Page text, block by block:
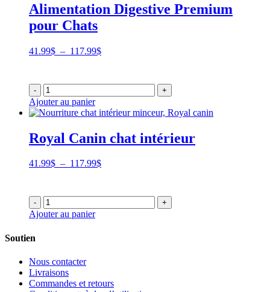
Alimentation Digestive Premium
pour Chats
41.99$ – 117.99$Plage
41.99$
à
- +
Ajouter au panier
Royal Canin chat intérieur
41.99$ – 117.99$Plage
41.99$
à
- +
Ajouter au panier
Soutien
Nous contacter
Livraisons
Commandes et retours